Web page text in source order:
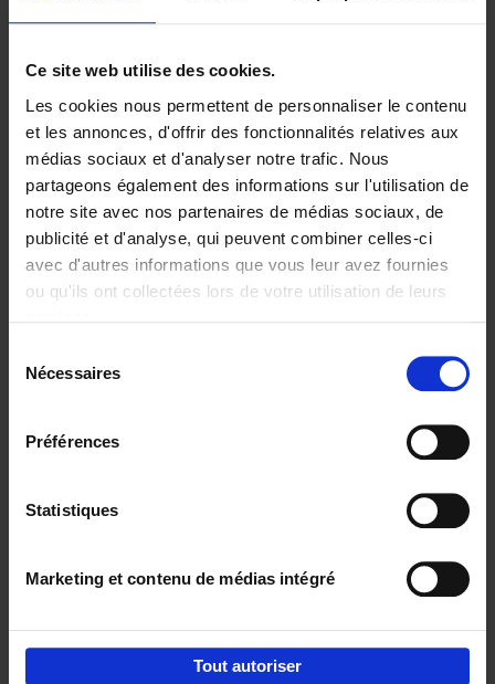
Ce site web utilise des cookies.
Les cookies nous permettent de personnaliser le contenu
et les annonces, d'offrir des fonctionnalités relatives aux
médias sociaux et d'analyser notre trafic. Nous
partageons également des informations sur l'utilisation de
notre site avec nos partenaires de médias sociaux, de
publicité et d'analyse, qui peuvent combiner celles-ci
avec d'autres informations que vous leur avez fournies
ou qu'ils ont collectées lors de votre utilisation de leurs
Nécessaires
Préférences
Statistiques
Marketing et contenu de médias intégré
Tout autoriser
Building Bonds = Building
Business
Jochen Roef Jozefien De Feyter
Carolien Boom
Couverture souple
2025 200
€29,99
Digital marketing like a PRO -
completely revised edition (EN)